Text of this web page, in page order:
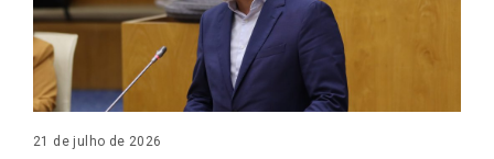
21 de julho de 2026